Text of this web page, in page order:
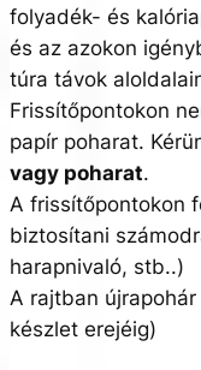
folyadék- és
és az azokon
túra távok
Frissítőpontokon
papír poharat.
vagy poharat.
A frissítőpontokon
biztosítani
harapnivaló, stb..)
A rajtban
készlet erejéig)